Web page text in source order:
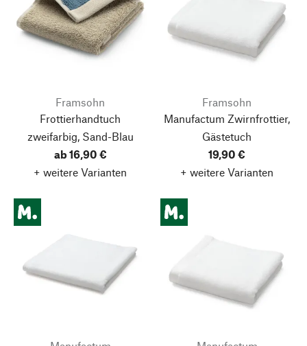
Framsohn
Frottierhandtuch
zweifarbig, Sand-Blau
ab 16,90 €
+ weitere Varianten
Framsohn
Manufactum Zwirnfrottier,
Gästetuch
19,90 €
+ weitere Varianten